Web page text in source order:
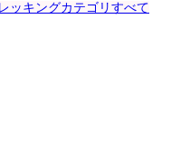
ッキングカテゴリすべて